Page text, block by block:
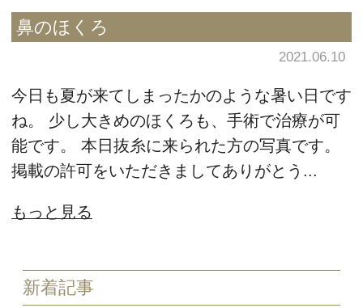
鼻のほくろ
2021.06.10
今日も夏が来てしまったかのような暑い日です
ね。 少し大きめのほくろも、手術で治療が可
能です。 本日抜糸に来られた方の写真です。
掲載の許可をいただきましてありがとう...
もっと見る
新着記事